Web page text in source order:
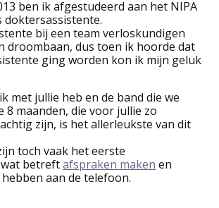
ben ik afgestudeerd aan het NIPA
doktersassistente.
bij een team verloskundigen
droombaan, dus toen ik hoorde dat
ging worden kon ik mijn geluk
met jullie heb en de band die we
8 maanden, die voor jullie zo
zijn, is het allerleukste van dit
toch vaak het eerste
betreftafspraken maken en
aan de telefoon.